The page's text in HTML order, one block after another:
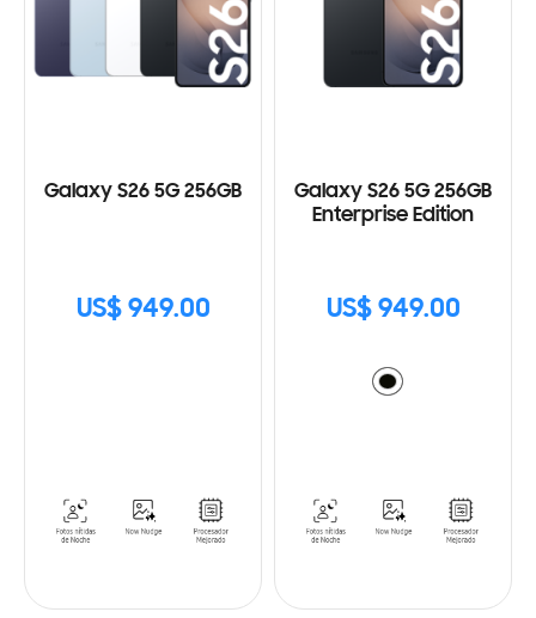
Galaxy S26 5G 256GB
US$ 949.00
Galaxy S26 5G 256GB
Enterprise Edition
US$ 949.00